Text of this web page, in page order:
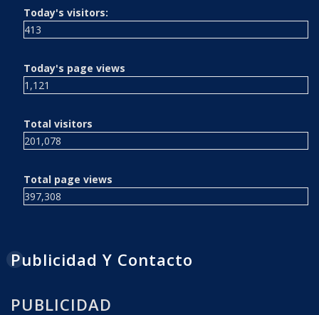
Today's visitors:
413
Today's page views
1,121
Total visitors
201,078
Total page views
397,308
Publicidad Y Contacto
PUBLICIDAD